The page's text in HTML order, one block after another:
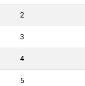
2
3
4
5